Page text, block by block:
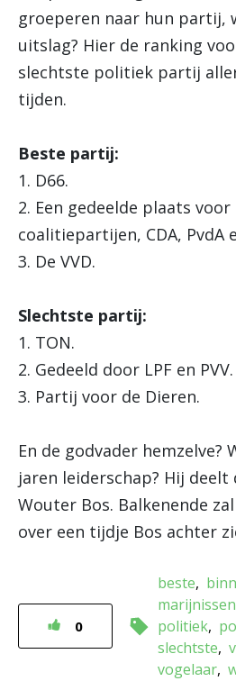
groeperen naar hun partij,
uitslag? Hier de ranking
slechtste politiek partij
tijden.
Beste partij:
1. D66.
2. Een gedeelde plaats
coalitiepartijen, CDA, PvdA
3. De VVD.
Slechtste partij:
1. TON.
2. Gedeeld door LPF en PVV.
3. Partij voor de Dieren.
En de godvader hemzelve?
jaren leiderschap? Hij
Wouter Bos. Balkenende
over een tijdje Bos achter
0
beste
marijnissen
politiek
slechtste
vogelaar